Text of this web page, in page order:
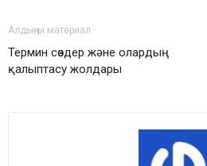
Алдыңғы материал
Термин сөздер және олардың
қалыптасу жолдары